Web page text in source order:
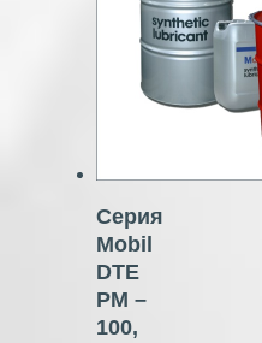
Серия
Mobil
DTE
PM –
100,